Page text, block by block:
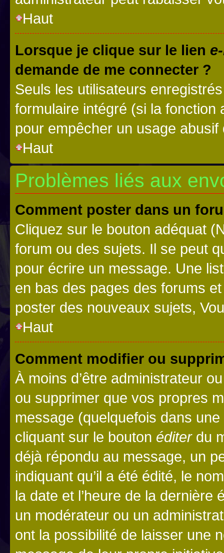
Haut
Lorsque je clique sur le lien
demande de me connecter ?
Seuls les utilisateurs
formulaire intégré (si la fonction
pour empêcher un usage
Haut
Problèmes liés aux
Comment poster dans un
Cliquez sur le bouton adéquat
forum ou des sujets. Il se peut
pour écrire un message. Une
en bas des pages des forums
poster des nouveaux sujets,
Haut
Comment modifier ou
À moins d’être administrateur
ou supprimer que vos propres
message (quelquefois dans
cliquant sur le bouton éditerdu
déjà répondu au message, un
indiquant qu’il a été édité, le
la date et l’heure de la dernière
un modérateur ou un
ont la possibilité de laisser une